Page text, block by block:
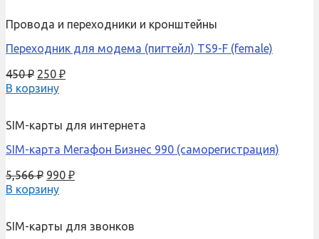
Провода и переходники и кронштейны
Переходник для модема (пигтейл) TS9-F (female)
450₽ 250 ₽
В корзину
SIM-карты для интернета
SIM-карта Мегафон Бизнес 990 (саморегистрация)
5,566₽ 990 ₽
В корзину
SIM-карты для звонков